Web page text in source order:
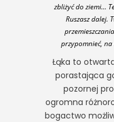
zbliżyć do ziemi…
Ruszasz dalej.
przypomnieć,
Łąka to
porastająca
pozornej
ogromna
bogactwo